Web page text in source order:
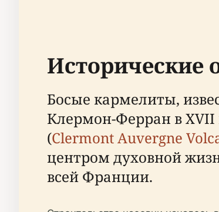
Исторические
Босые кармелиты,
Клермон-Ферран в XVII
(Clermont Auvergne
центром духовной
всей Франции.